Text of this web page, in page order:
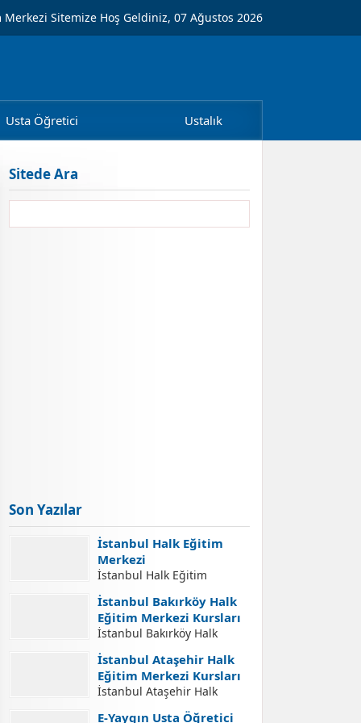
Merkezi Sitemize Hoş Geldiniz, 07 Ağustos 2026
Usta Öğretici Ustalık
Sitede Ara
Son Yazılar
İstanbul Halk Eğitim
Merkezi
İstanbul Halk Eğitim
Merkezi İletişim Adresleri
İstanbul Halk Eğitim
Merkezi İletişim Bilgileri,
İstanbul Halk Eğitim
Merkezleri Adresleri, Halk
Eğitim Merkezlerinde Açılan
Kurslara Kurs Kayıt
İşlemleri Nasıl Yapılır.
İstanbul Bakırköy Halk
Eğitim Merkezi Kursları
İstanbul Bakırköy Halk
Eğitim Merkezi Kursları
İstanbul Bakırköy Halk
Eğitim Merkezi Açılabilecek
Kursları. İstanbul Bakırköy
Halk Eğitim Merkezi Kurs
İstanbul Ataşehir Halk
Eğitim Merkezi Kursları
İstanbul Ataşehir Halk
Eğitim Merkezi Kursları
E-Yaygın Usta Öğretici